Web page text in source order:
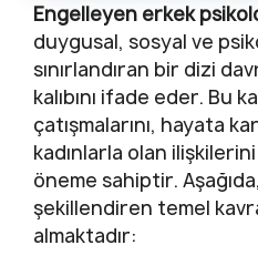
Engelleyen erkek
duygusal, sosyal ve
sınırlandıran bir dizi
kalıbını ifade eder. Bu
çatışmalarını, hayata
kadınlarla olan
öneme sahiptir.
şekillendiren temel
almaktadır: